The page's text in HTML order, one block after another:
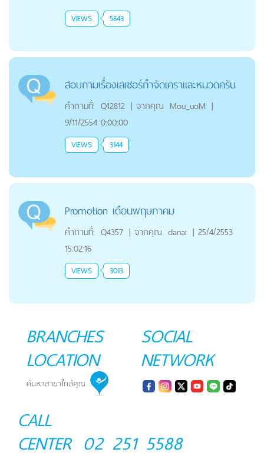
VIEWS 5843
สอบถามเรื่องเลเซอร์กำจัดเคราและหนวดครับ
คำถามที่: Q12812 | จากคุณ Mou_uoM |
9/11/2554 0:00:00
VIEWS 3144
Promotion เดือนพฤษภาคม
คำถามที่: Q4357 | จากคุณ danai | 25/4/2553
15:02:16
VIEWS 3013
BRANCHES
LOCATION
SOCIAL
NETWORK
CALL
CENTER 02 251 5588